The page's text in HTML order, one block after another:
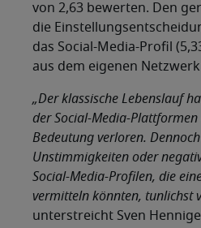
von 2,63 bewerten. Den
die
das Social-Media-Profil
aus dem eigenen Netzwerk
„Der klassische Lebenslauf
der Social-Media-Plattformen
Bedeutung verloren.
Unstimmigkeiten oder
Social-Media-Profilen, die
vermitteln könnten, tunlichst
unterstreicht Sven